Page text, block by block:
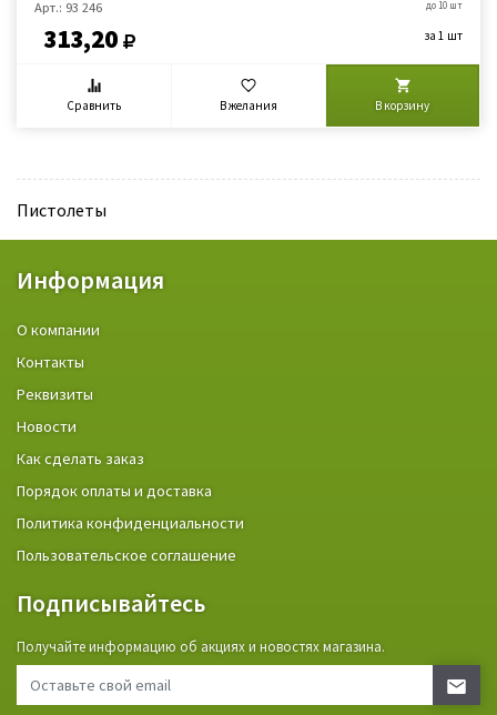
Арт.: 93 246
313,20
до 10 шт
за 1 шт
Сравнить В желания В корзину
Пистолеты
Информация
О компании
Контакты
Реквизиты
Новости
Как сделать заказ
Порядок оплаты и доставка
Политика конфиденциальности
Пользовательское соглашение
Подписывайтесь
Получайте информацию об акциях и новостях магазина.